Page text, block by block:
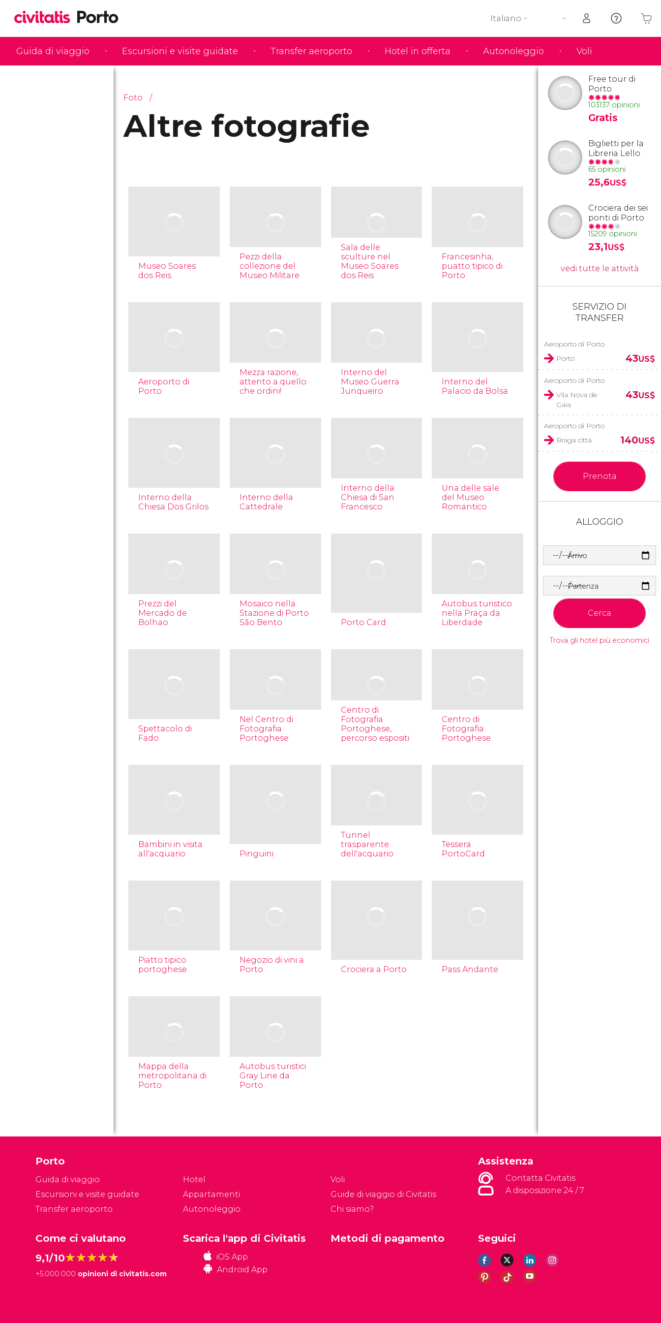
Guida di viaggio Escursioni e visite guidate Transfer aeroporto Hotel in offerta Autonoleggio Voli
Italiano
Il tuo carrello è vuoto
Foto
Altre fotografie
Museo Soares
dos Reis
Pezzi della
collezione del
Museo Militare
Sala delle
sculture nel
Museo Soares
dos Reis
Francesinha,
puatto tipico di
Porto
Aeroporto di
Porto
Mezza razione,
attento a quello
che ordini!
Interno del
Museo Guerra
Junqueiro
Interno del
Palacio da Bolsa
Interno della
Chiesa Dos Grilos
Interno della
Cattedrale
Interno della
Chiesa di San
Francesco
Una delle sale
del Museo
Romantico
Prezzi del
Mercado de
Bolhao
Mosaico nella
Stazione di Porto
São Bento
Porto Card
Autobus turistico
nella Praça da
Liberdade
Spettacolo di
Fado
Nel Centro di
Fotografia
Portoghese
Centro di
Fotografia
Portoghese,
percorso espositi
Centro di
Fotografia
Portoghese
Bambini in visita
all'acquario
Pinguini
Tunnel
trasparente
dell'acquario
Tessera
PortoCard
Piatto tipico
portoghese
Negozio di vini a
Porto
Crociera a Porto Pass Andante
Mappa della
metropolitana di
Porto
Autobus turistici
Gray Line da
Porto
Free tour di
Porto
103137 opinioni
Gratis
Biglietti per la
Libreria Lello
65 opinioni
25,6US$
Crociera dei sei
ponti di Porto
15209 opinioni
23,1US$
vedi tutte le attività
SERVIZIO DI
TRANSFER
Aeroporto di Porto
Porto
43US$
Aeroporto di Porto
Vila Nova de
Gaia
43US$
Aeroporto di Porto
Braga città
140US$
Prenota
ALLOGGIO
Arrivo
Partenza
Cerca
Trova gli hotel più economici
Porto
Guida di viaggio
Escursioni e visite guidate
Transfer aeroporto
Hotel
Appartamenti
Autonoleggio
Voli
Guide di viaggio di Civitatis
Chi siamo?
Assistenza
Contatta Civitatis
A disposizione 24 / 7
Come ci valutano
9,1/10★★★★★
★★★★★
+5.000.000 opinioni di civitatis.com
Seguici
Scarica l'app di Civitatis
iOS App
Android App
Metodi di pagamento